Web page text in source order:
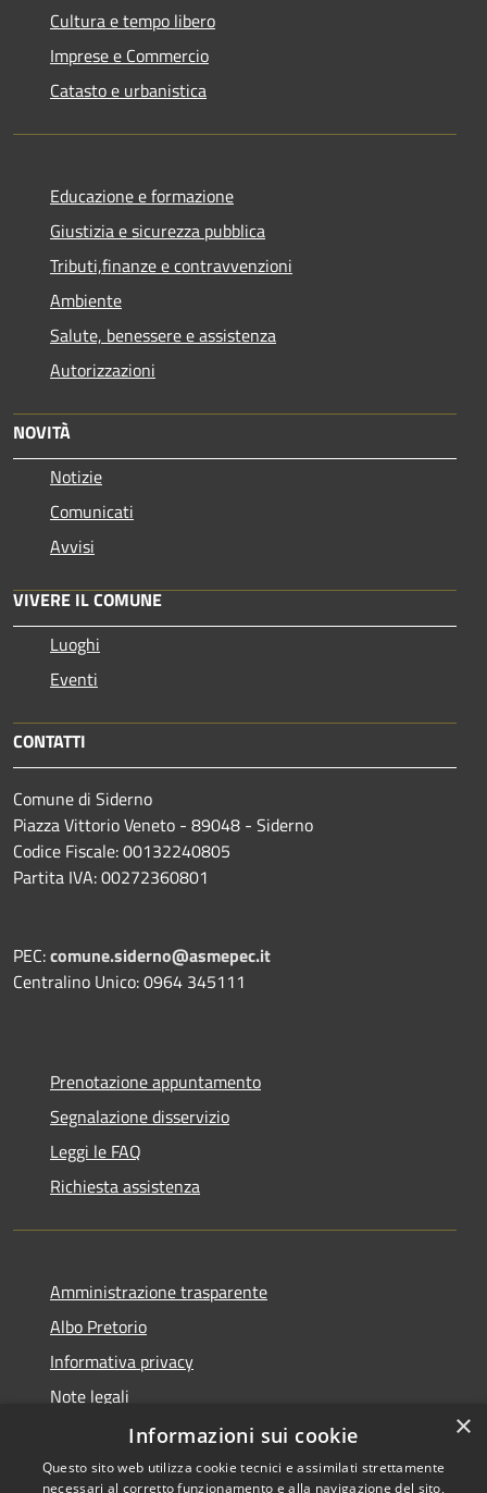
Cultura e tempo libero
Imprese e Commercio
Catasto e urbanistica
Educazione e formazione
Giustizia e sicurezza pubblica
Tributi,finanze e contravvenzioni
Ambiente
Salute, benessere e assistenza
Autorizzazioni
NOVITÀ
Notizie
Comunicati
Avvisi
VIVERE IL COMUNE
Luoghi
Eventi
CONTATTI
Comune di Siderno
Piazza Vittorio Veneto - 89048 - Siderno
Codice Fiscale: 00132240805
Partita IVA: 00272360801
PEC:comune.siderno@asmepec.it
Centralino Unico: 0964 345111
Prenotazione appuntamento
Segnalazione disservizio
Leggi le FAQ
Richiesta assistenza
Amministrazione trasparente
Albo Pretorio
Informativa privacy
Note legali
Dichiarazione di accessibilità
×
Informazioni sui cookie
Questo sito web utilizza cookie tecnici e assimilati strettamente
necessari al corretto funzionamento e alla navigazione del sito,